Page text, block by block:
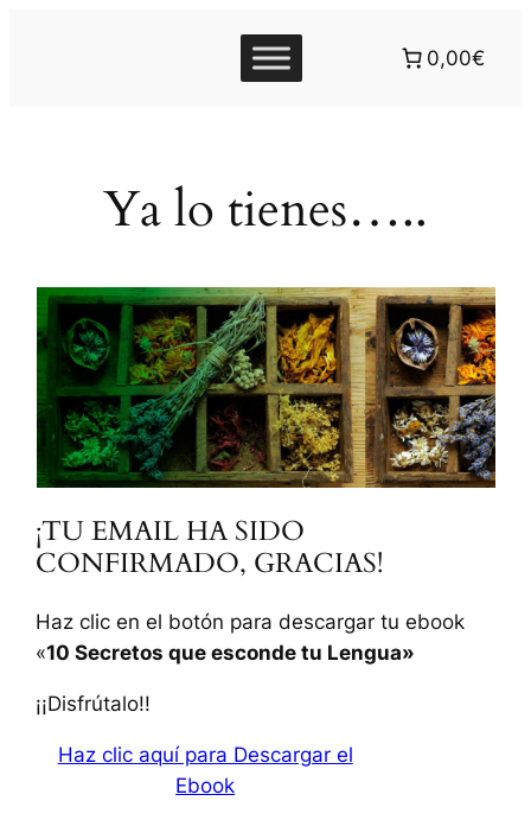
0,00€
Ya lo tienes…..
¡TU EMAIL HA SIDO
CONFIRMADO, GRACIAS!
Haz clic en el botón para descargar tu ebook
«10 Secretos que esconde tu Lengua»
¡¡Disfrútalo!!
Haz clic aquí para Descargar el
Ebook